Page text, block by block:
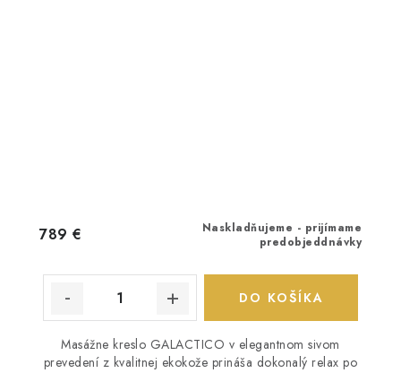
Naskladňujeme - prijímame
predobjeddnávky
789 €
DO KOŠÍKA
Masážne kreslo GALACTICO v elegantnom sivom
prevedení z kvalitnej ekokože prináša dokonalý relax po